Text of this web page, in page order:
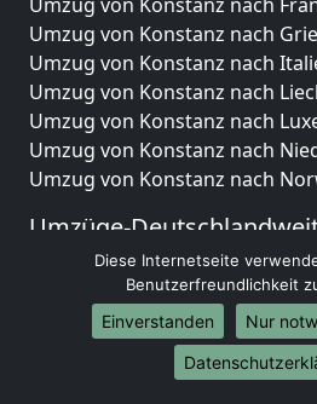
Umzug von Konstanz nach
Umzug von Konstanz nach
Umzug von Konstanz nach
Umzug von Konstanz nach
Umzug von Konstanz nach
Umzug von Konstanz nach
Umzüge-
Umzug von Konstanz nach
Umzug von Konstanz nach
Umzug von Konstanz nach
Umzug von Konstanz nach
Umzug von Konstanz nach
Diese Internetseite
Benutzerfreundlichkeit
Einverstanden
Nur